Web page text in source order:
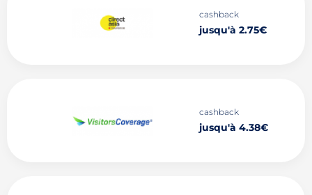
cashback
jusqu'à 2.75€
cashback
jusqu'à 4.38€